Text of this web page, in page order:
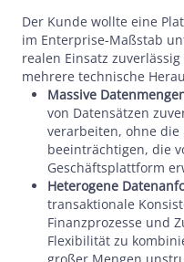
Der Kunde wollte eine
im Enterprise-Maßstab
realen Einsatz
mehrere technische
Massive
von Datensätzen
verarbeiten, ohne die
beeinträchtigen, die
Geschäftsplattform
Heterogene
transaktionale
Finanzprozesse und
Flexibilität zu